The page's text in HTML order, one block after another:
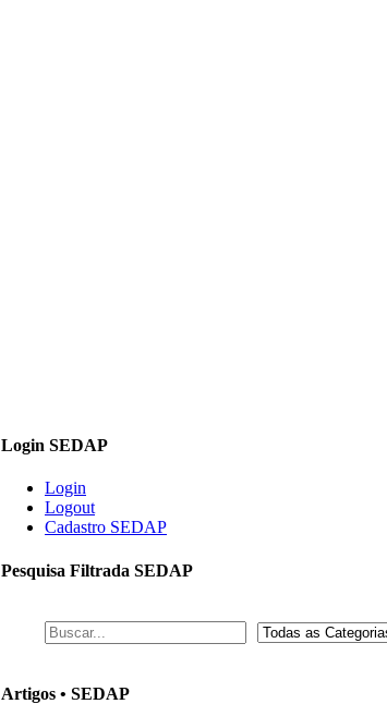
Login SEDAP
Login
Logout
Cadastro SEDAP
Pesquisa Filtrada SEDAP
Artigos • SEDAP